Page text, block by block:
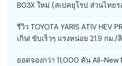
B03X ใหม่ (สเปคยุโรป ส่วนไทย
รีวิว TOYOTA YARIS ATIV HEV
เกิน! ขับเร็วๆ แรงหน่อย 21.9 กม./
ยอดจองกว่า 11,000 คัน All-New